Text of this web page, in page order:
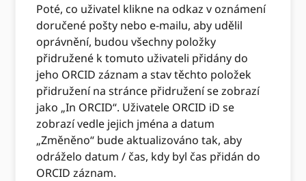
Poté, co uživatel klikne na odkaz v oznámení
doručené pošty nebo e-mailu, aby udělil
oprávnění, budou všechny položky
přidružené k tomuto uživateli přidány do
jeho ORCID záznam a stav těchto položek
přidružení na stránce přidružení se zobrazí
jako „In ORCID“. Uživatele ORCID iD se
zobrazí vedle jejich jména a datum
„Změněno“ bude aktualizováno tak, aby
odráželo datum / čas, kdy byl čas přidán do
ORCID záznam.